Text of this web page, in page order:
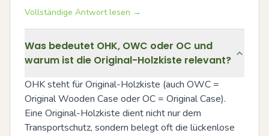
Vollständige Antwort lesen →
Was bedeutet OHK, OWC oder OC und
warum ist die Original-Holzkiste relevant?
OHK steht für Original-Holzkiste (auch OWC =
Original Wooden Case oder OC = Original Case).
Eine Original-Holzkiste dient nicht nur dem
Transportschutz, sondern belegt oft die lückenlose